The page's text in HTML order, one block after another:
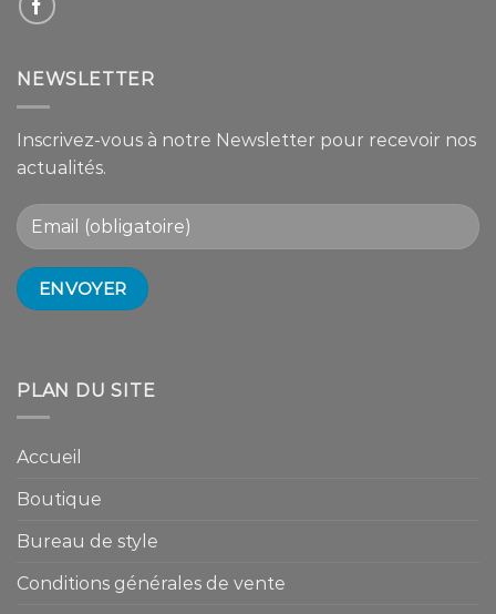
NEWSLETTER
Inscrivez-vous à notre Newsletter pour recevoir nos
actualités.
PLAN DU SITE
Accueil
Boutique
Bureau de style
Conditions générales de vente